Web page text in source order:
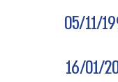
05/11/
16/01/